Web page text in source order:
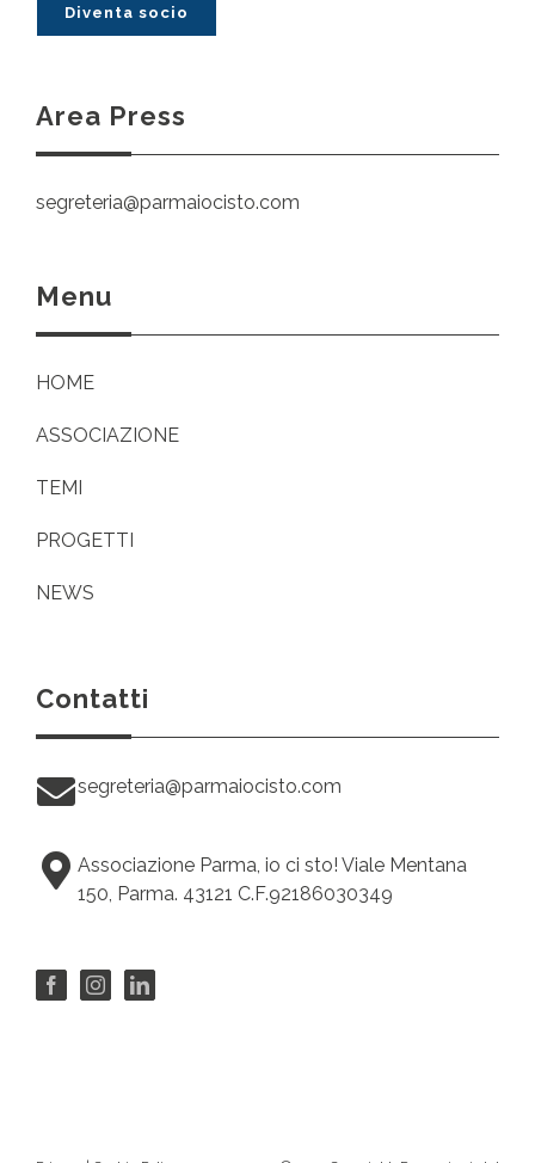
Diventa socio
Area Press
segreteria@parmaiocisto.com
Menu
HOME
ASSOCIAZIONE
TEMI
PROGETTI
NEWS
Contatti
segreteria@parmaiocisto.com
Associazione Parma, io ci sto! Viale Mentana
150, Parma. 43121 C.F.92186030349